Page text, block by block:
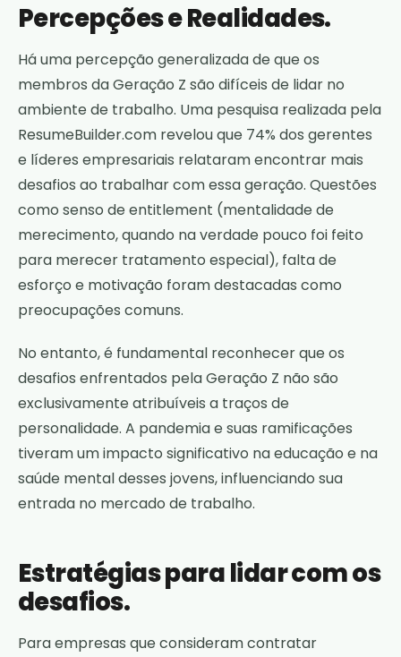
Percepções e Realidades.
Há uma percepção generalizada de que os
membros da Geração Z são difíceis de lidar no
ambiente de trabalho. Uma pesquisa realizada pela
ResumeBuilder.com revelou que 74% dos gerentes
e líderes empresariais relataram encontrar mais
desafios ao trabalhar com essa geração. Questões
como senso de entitlement (mentalidade de
merecimento, quando na verdade pouco foi feito
para merecer tratamento especial), falta de
esforço e motivação foram destacadas como
preocupações comuns.
No entanto, é fundamental reconhecer que os
desafios enfrentados pela Geração Z não são
exclusivamente atribuíveis a traços de
personalidade. A pandemia e suas ramificações
tiveram um impacto significativo na educação e na
saúde mental desses jovens, influenciando sua
entrada no mercado de trabalho.
Estratégias para lidar com os
desafios.
Para empresas que consideram contratar